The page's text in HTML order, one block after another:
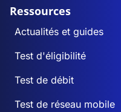
Ressources
Actualités et guides
Test d'éligibilité
Test de débit
Test de réseau mobile